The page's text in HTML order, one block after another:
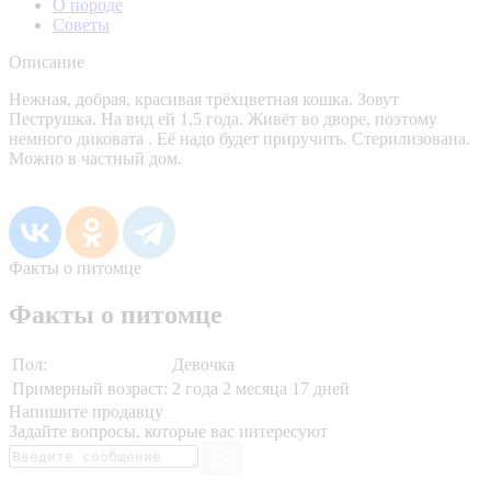
О породе
Советы
Описание
Нежная, добрая, красивая трёхцветная кошка. Зовут
Пеструшка. На вид ей 1,5 года. Живёт во дворе, поэтому
немного диковата . Её надо будет приручить. Стерилизована.
Можно в частный дом.
Факты о питомце
Факты о питомце
Пол:
Девочка
Примерный возраст: 2 года 2 месяца 17 дней
Напишите продавцу
Задайте вопросы, которые вас интересуют